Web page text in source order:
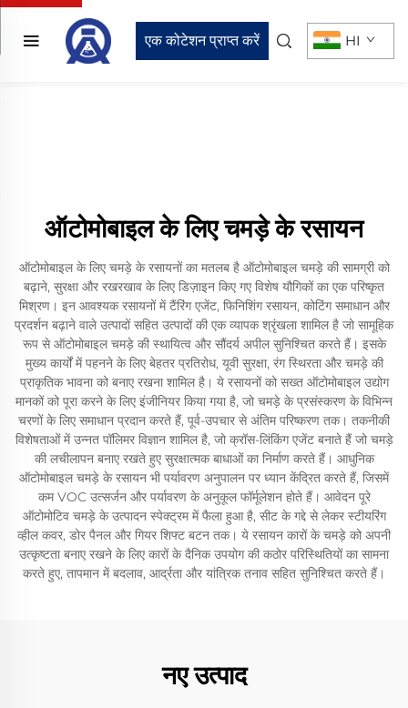
एक कोटेशन प्राप्त करें HI
ऑटोमोबाइल के लिए चमड़े के रसायन
ऑटोमोबाइल के लिए चमड़े के रसायनों का मतलब है ऑटोमोबाइल चमड़े की सामग्री को
बढ़ाने, सुरक्षा और रखरखाव के लिए डिज़ाइन किए गए विशेष यौगिकों का एक परिष्कृत
मिश्रण। इन आवश्यक रसायनों में टैंरिंग एजेंट, फिनिशिंग रसायन, कोटिंग समाधान और
प्रदर्शन बढ़ाने वाले उत्पादों सहित उत्पादों की एक व्यापक श्रृंखला शामिल है जो सामूहिक
रूप से ऑटोमोबाइल चमड़े की स्थायित्व और सौंदर्य अपील सुनिश्चित करते हैं। इसके
मुख्य कार्यों में पहनने के लिए बेहतर प्रतिरोध, यूवी सुरक्षा, रंग स्थिरता और चमड़े की
प्राकृतिक भावना को बनाए रखना शामिल है। ये रसायनों को सख्त ऑटोमोबाइल उद्योग
मानकों को पूरा करने के लिए इंजीनियर किया गया है, जो चमड़े के प्रसंस्करण के विभिन्न
चरणों के लिए समाधान प्रदान करते हैं, पूर्व-उपचार से अंतिम परिष्करण तक। तकनीकी
विशेषताओं में उन्नत पॉलिमर विज्ञान शामिल है, जो क्रॉस-लिंकिंग एजेंट बनाते हैं जो चमड़े
की लचीलापन बनाए रखते हुए सुरक्षात्मक बाधाओं का निर्माण करते हैं। आधुनिक
ऑटोमोबाइल चमड़े के रसायन भी पर्यावरण अनुपालन पर ध्यान केंद्रित करते हैं, जिसमें
कम VOC उत्सर्जन और पर्यावरण के अनुकूल फॉर्मूलेशन होते हैं। आवेदन पूरे
ऑटोमोटिव चमड़े के उत्पादन स्पेक्ट्रम में फैला हुआ है, सीट के गद्दे से लेकर स्टीयरिंग
व्हील कवर, डोर पैनल और गियर शिफ्ट बटन तक। ये रसायन कारों के चमड़े को अपनी
उत्कृष्टता बनाए रखने के लिए कारों के दैनिक उपयोग की कठोर परिस्थितियों का सामना
करते हुए, तापमान में बदलाव, आर्द्रता और यांत्रिक तनाव सहित सुनिश्चित करते हैं।
नए उत्पाद